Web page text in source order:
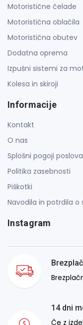
Motoristične čelade
Motoristična oblačila
Motoristična obutev
Dodatna oprema
Izpušni sistemi za
Kolesa in skiroji
Informacije
Kontakt
O nas
Splošni pogoji
Politika zasebnosti
Piškotki
Navodila in potrdila o
Instagram
14 dni
Če z